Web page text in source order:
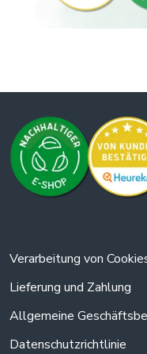
verursachen, durch den
verhindert. Es hindert
Verarbeitung von
Lieferung und Zahlung
Allgemeine
Datenschutzrichtlinie